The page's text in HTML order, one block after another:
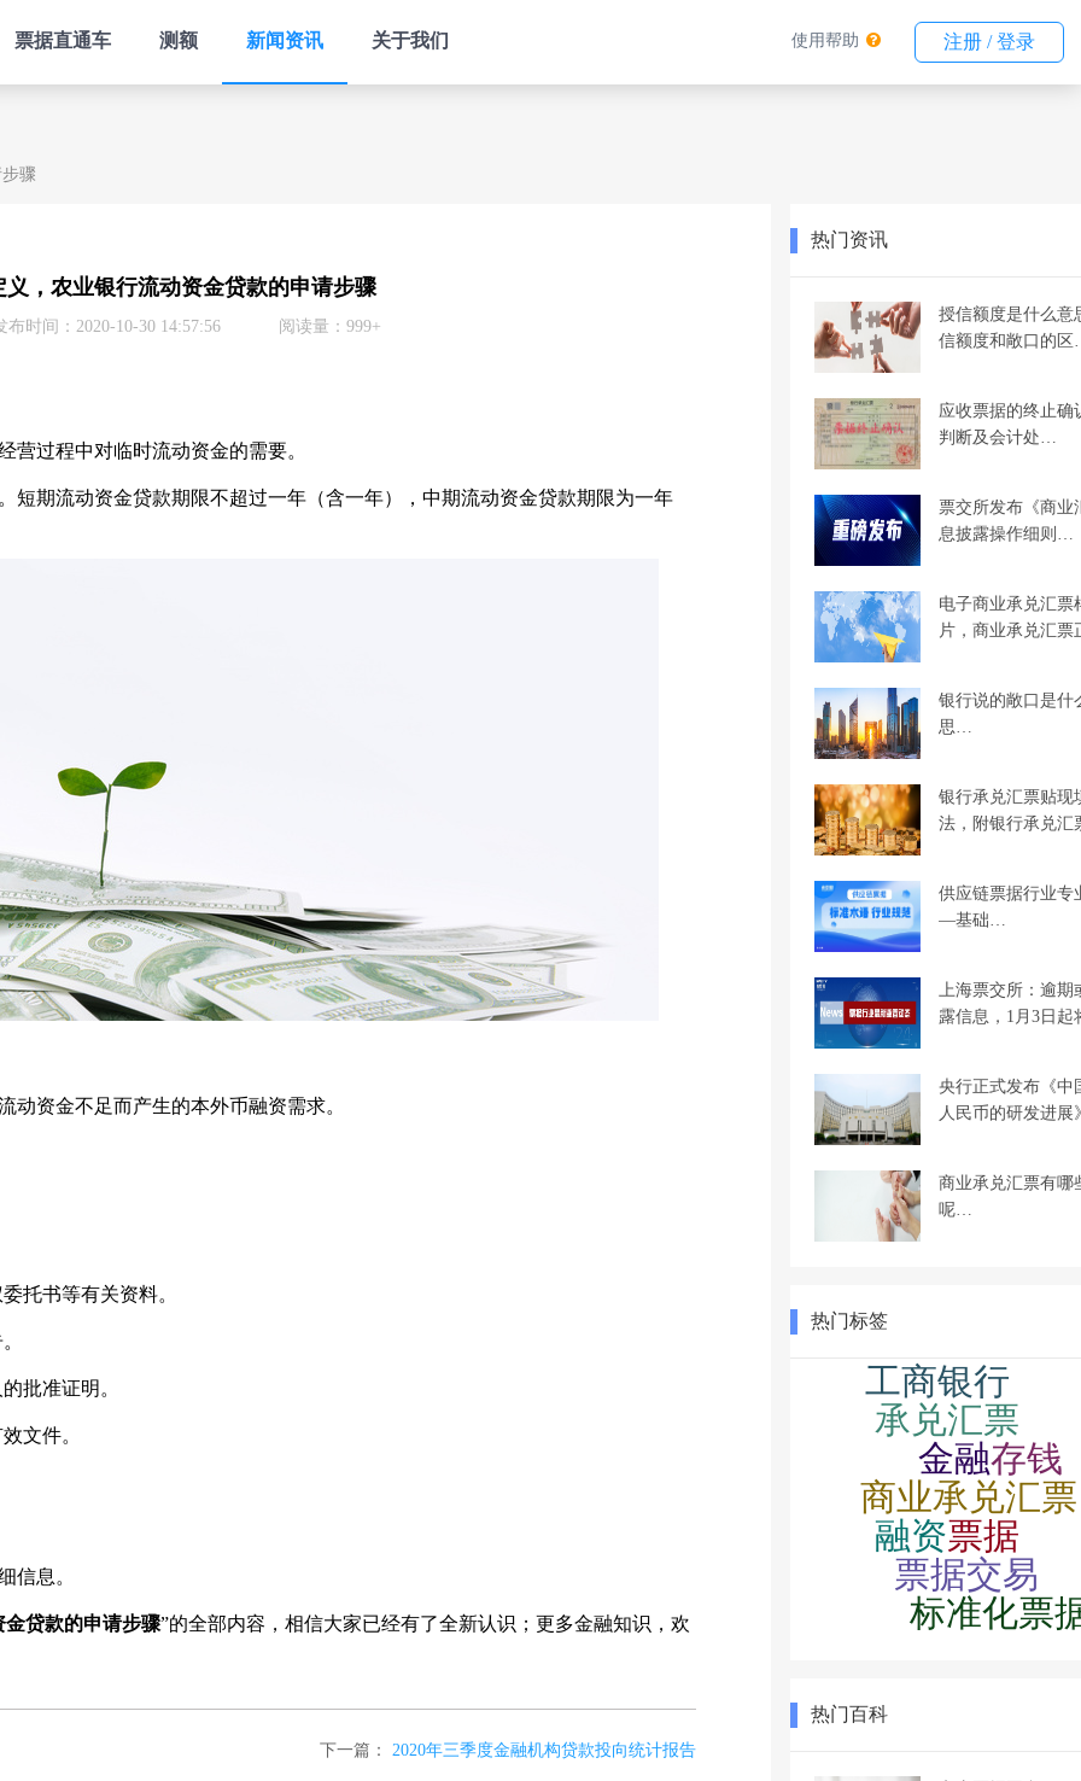
票据直通车 测额 新闻资讯 关于我们 使用帮助 注册 / 登录
骤
，农业银行流动资金贷款的申请步骤
布时间：2020-10-30 14:57:56 阅读量：999+
营过程中对临时流动资金的需要。
流动资金贷款期限不超过一年（含一年），中期流动资金贷款期限为一年
资金不足而产生的本外币融资需求。
书等有关资料。
批准证明。
文件。
息。
贷款的申请步骤”的全部内容，相信大家已经有了全新认识；更多金融知识，欢
下一篇： 2020年三季度金融机构贷款投向统计报告
热门资讯
授信额度是什么意
信额度和敞口的
应收票据的终止确
判断及会计处…
票交所发布《商业
息披露操作细则…
电子商业承兑汇票
片，商业承兑汇
银行说的敞口是什
思…
银行承兑汇票贴现
法，附银行承兑
供应链票据行业专
—基础…
上海票交所：逾期
露信息，1月3日
央行正式发布《中
人民币的研发进
商业承兑汇票有哪
呢…
热门标签
热门百科